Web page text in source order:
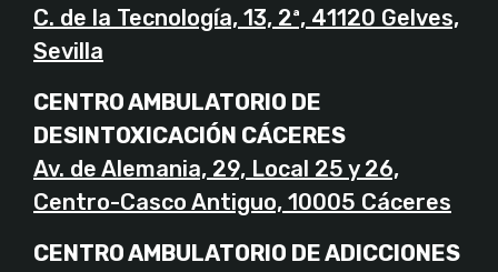
C. de la Tecnología, 13, 2ª, 41120 Gelves,
Sevilla
CENTRO AMBULATORIO DE
DESINTOXICACIÓN CÁCERES
Av. de Alemania, 29, Local 25 y 26,
Centro-Casco Antiguo, 10005 Cáceres
CENTRO AMBULATORIO DE ADICCIONES